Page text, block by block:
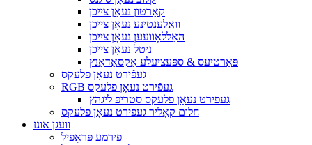
קאַרטון נעאָן צייכן
וואַלענטינע נעאָן צייכן
האַללאָוועען נעאָן צייכן
ניטל נעאָן צייכן
פּאַרטיעס & ספּעציעלע אַקסאַדאַנץ
געפֿירט נעאָן פלעקס
RGB געפֿירט נעאָן פלעקס
געפירט נעאָן פלעקס סטריפּ ליגהץ
חלום קאָליר געפירט נעאָן פלעקס
וועגן אונז
פירמע פּראָפיל